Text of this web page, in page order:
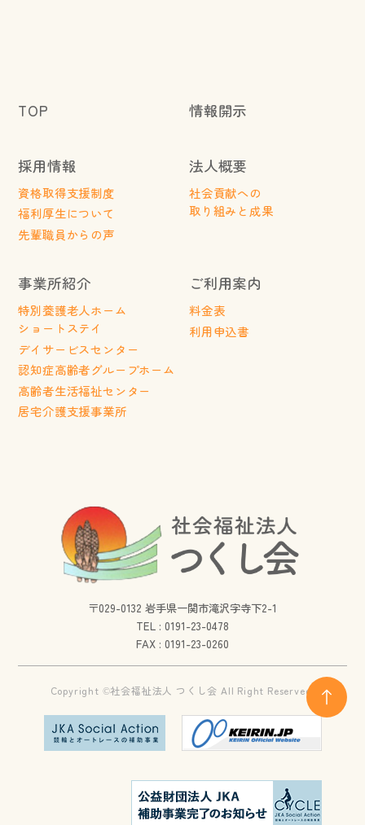
〒029-0132 岩手県一関市滝沢字寺下2-1
TEL : 0191-23-0478
FAX : 0191-23-0260
TOP 情報開示
採用情報
資格取得支援制度
福利厚生について
先輩職員からの声
法人概要
社会貢献への
取り組みと成果
事業所紹介
特別養護老人ホーム
ショートステイ
デイサービスセンター
認知症高齢者グループホーム
高齢者生活福祉センター
居宅介護支援事業所
ご利用案内
料金表
利用申込書
Copyright ©社会福祉法人 つくし会 All Right Reserved.